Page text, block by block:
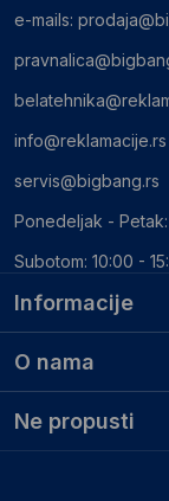
Informacije
O nama
Ne propusti
e-mails:
info@reklamacije.rs
servis@bigbang.rs
Ponedeljak -
Subotom: 10:00 -